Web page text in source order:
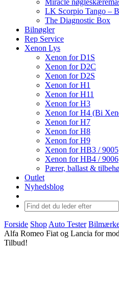
Miracle
LK Scorpio Tango –
The Diagnostic Box
Bilnøgler
Rep Service
Xenon Lys
Xenon for D1S
Xenon for D2C
Xenon for D2S
Xenon for H1
Xenon for H11
Xenon for H3
Xenon for H4 (Bi
Xenon for H7
Xenon for H8
Xenon for H9
Xenon for HB3 / 9005
Xenon for HB4 / 9006
Pærer, ballast &
Outlet
Nyhedsblog
Forside Shop Auto Tester
Alfa Romeo Fiat og Lancia for
Tilbud!